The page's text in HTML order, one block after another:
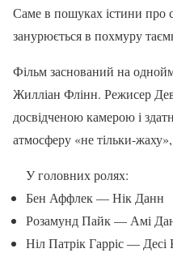
Саме в пошуках істини про
занурюється в похмуру
Фільм заснований на
Жилліан Флінн. Режисер
досвідченою камерою і
атмосферу «не тільки-
У головних ролях:
Бен Аффлек — Нік Данн
Розамунд Пайк — Амі
Ніл Патрік Гарріс — Десі